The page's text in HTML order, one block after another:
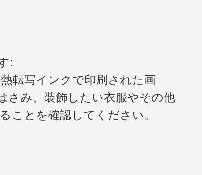
:
転写インクで印刷された画
さみ、装飾したい衣服やその他
ことを確認してください。